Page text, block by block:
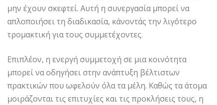
μην έχουν σκεφτεί. Αυτή η συνεργασία μπορεί να
απλοποιήσει τη διαδικασία, κάνοντάς την λιγότερο
τρομακτική για τους συμμετέχοντες.
Επιπλέον, η ενεργή συμμετοχή σε μια κοινότητα
μπορεί να οδηγήσει στην ανάπτυξη βέλτιστων
πρακτικών που ωφελούν όλα τα μέλη. Καθώς τα άτομα
μοιράζονται τις επιτυχίες και τις προκλήσεις τους, η